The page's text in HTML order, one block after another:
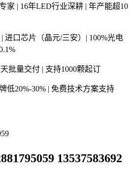
家 | 16年LED行业深耕 | 年产能超10
进口芯片（晶元/三安）| 100%光电
批量交付 | 支持1000颗起订
低20%-30% | 免费技术方案支持
13537583692